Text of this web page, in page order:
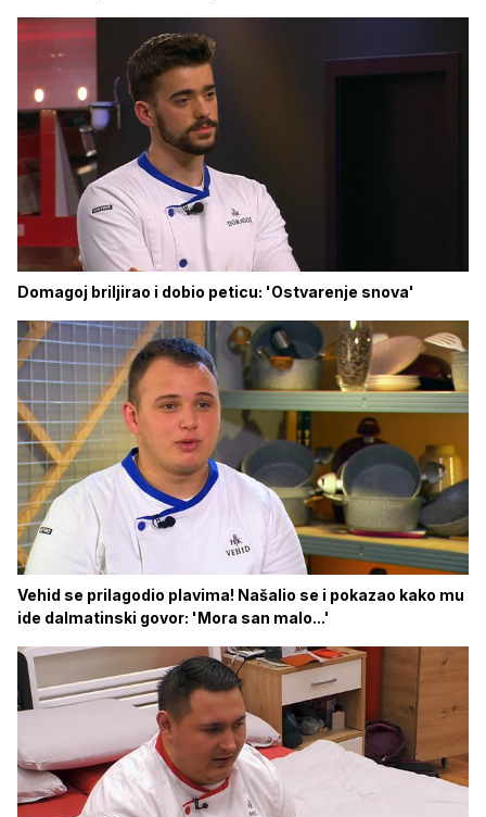
Domagoj briljirao i dobio peticu: 'Ostvarenje snova'
Vehid se prilagodio plavima! Našalio se i pokazao kako mu
ide dalmatinski govor: 'Mora san malo...'